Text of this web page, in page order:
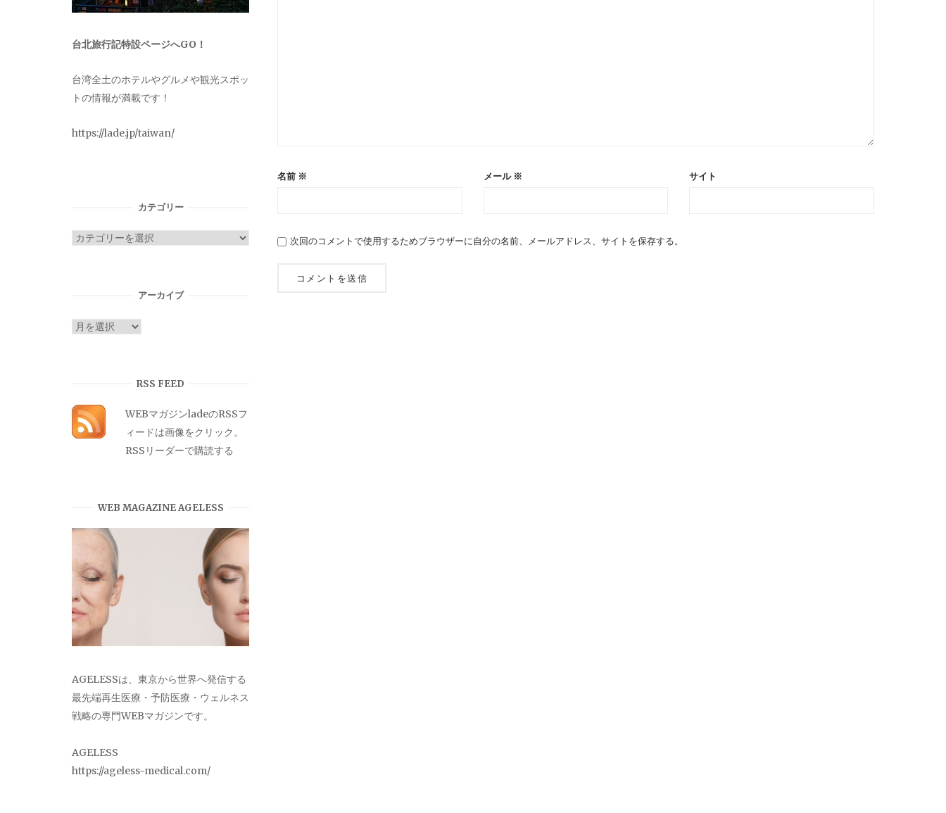
名前 ※ メール ※ サイト
次回のコメントで使用するためブラウザーに自分の名前、メールアドレス、サイトを保存する。
台北旅行記特設ページへGO！
台湾全土のホテルやグルメや観光スポッ
トの情報が満載です！
https://lade.jp/taiwan/
カテゴリー
カ
アーカイブ
ア
RSS FEED
WEBマガジンladeのRSSフ
ィードは画像をクリック。
RSSリーダーで購読する
WEB MAGAZINE AGELESS
AGELESSは、東京から世界へ発信する
最先端再生医療・予防医療・ウェルネス
戦略の専門WEBマガジンです。
AGELESS
https://ageless-medical.com/